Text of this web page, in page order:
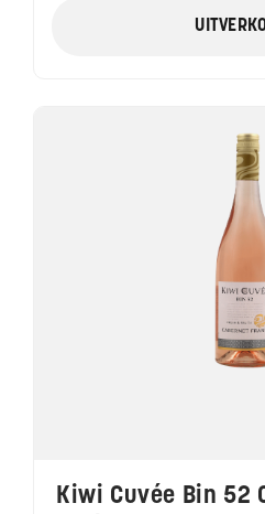
Kiwi Cuvée Bin 52